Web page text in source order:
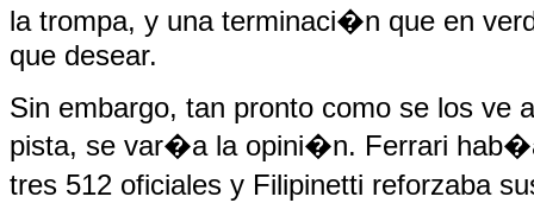
la trompa, y una terminaci�n que en
que desear.
Sin embargo, tan pronto como se los ve
pista, se var�a la opini�n. Ferrari
tres 512 oficiales y Filipinetti reforzaba